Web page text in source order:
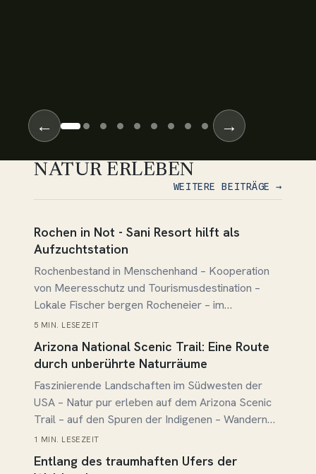
← →
NATUR ERLEBEN
WEITERE BEITRÄGE →
Rochen in Not - Sani Resort hilft als
Aufzuchtstation
Rochenbestand in Menschenhand – Kooperation
von Meeresschutz und Tourismusdestination –
Lokale Fischer bergen Rocheneier – im
„Brutkasten-Becken“ aufgepäppelt und
freigesetzt
5 MIN. LESEZEIT
Arizona National Scenic Trail: Eine Route
durch unberührte Naturräume
Faszinierende Landschaften im Südwesten der
USA – Natur pur erleben auf dem Arizona Scenic
Trail – auf den Spuren der Indigenen – Wandern
auf jedem Level
1 MIN. LESEZEIT
Entlang des traumhaften Ufers der